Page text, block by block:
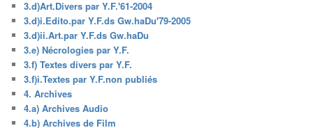
3.d)Art.Divers par Y.F.'61-2004
3.d)i.Edito.par Y.F.ds Gw.haDu'79-2005
3.d)ii.Art.par Y.F.ds Gw.haDu
3.e) Nécrologies par Y.F.
3.f) Textes divers par Y.F.
3.f)i.Textes par Y.F.non publiés
4. Archives
4.a) Archives Audio
4.b) Archives de Film